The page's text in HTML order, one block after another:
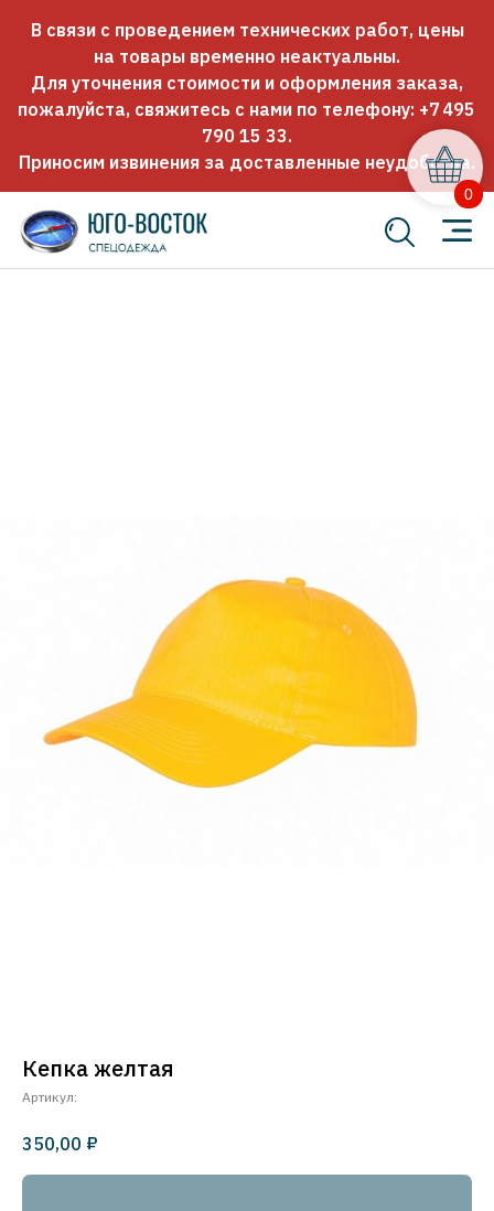
В связи с проведением технических работ, цены
на товары временно неактуальны.
Для уточнения стоимости и оформления заказа,
пожалуйста, свяжитесь с нами по телефону: +7 495
790 15 33.
Приносим извинения за доставленные неудобства.
Кепка желтая
Артикул:
350,00 ₽
0